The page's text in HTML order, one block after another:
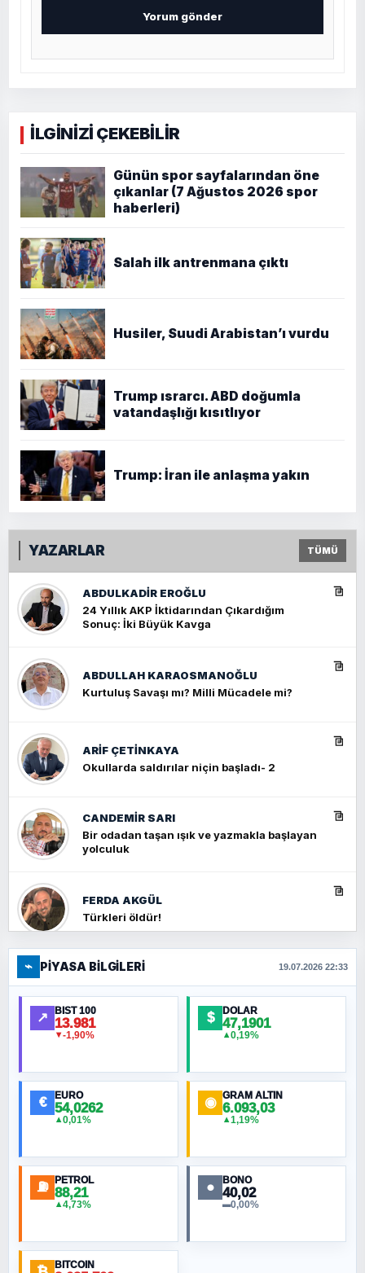
İLGİNİZİ ÇEKEBİLİR
Günün spor sayfalarından öne
çıkanlar (7 Ağustos 2026 spor
haberleri)
Salah ilk antrenmana çıktı
Husiler, Suudi Arabistan’ı vurdu
Trump ısrarcı. ABD doğumla
vatandaşlığı kısıtlıyor
Trump: İran ile anlaşma yakın
YAZARLAR TÜMÜ
ABDULKADIR EROĞLU
24 Yıllık AKP İktidarından Çıkardığım
Sonuç: İki Büyük Kavga
ABDULLAH KARAOSMANOĞLU
Kurtuluş Savaşı mı? Milli Mücadele mi?
ARIF ÇETİNKAYA
Okullarda saldırılar niçin başladı- 2
CANDEMIR SARI
Bir odadan taşan ışık ve yazmakla başlayan
yolculuk
FERDA AKGÜL
Türkleri öldür!
FERHAT BÜYÜKKALKAN
Ankara Zirvesi: NATO Toplantısı mı, Yeni
Ortadoğu Haritasının Provası mı?
MURAT ÖZKAN
NURETTIN BÖLÜK
ORHAN KILIÇOĞLU
⌁ PIYASA BILGILERI 19.07.2026 22:33
↗ BIST 100
13.981
▼-1,90%
$ DOLAR
47,1901
▲0,19%
€ EURO
54,0262
▲0,01%
◉ GRAM ALTIN
6.093,03
▲1,19%
⛽ PETROL
88,21
▲4,73%
● BONO
40,02
▬0,00%
BITCOIN